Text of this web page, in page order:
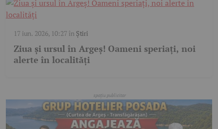
17 iun. 2026, 10:27în Știri
Ziua și ursul în Argeș! Oameni speriați, noi
alerte în localități